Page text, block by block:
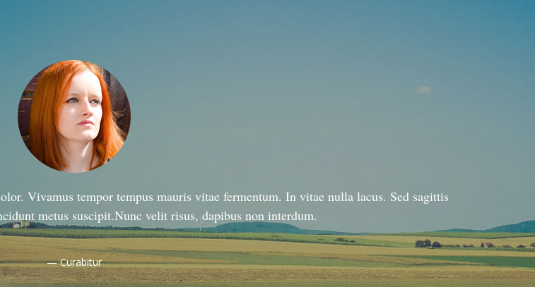
Vivamus tempor tempus mauris vitae fermentum. In vitae nulla lacus. Sed sagittis
metus suscipit.Nunc velit risus, dapibus non interdum.
— Curabitur